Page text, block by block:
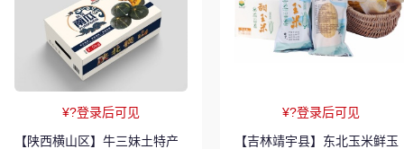
¥?登录后可见
【陕西横山区】牛三妹土特产
¥?登录后可见
【吉林靖宇县】东北玉米鲜玉